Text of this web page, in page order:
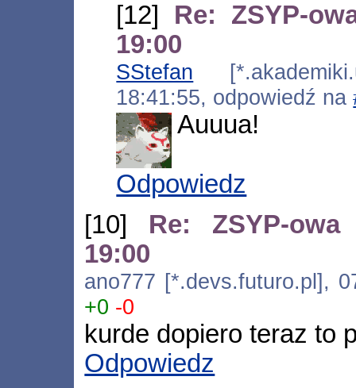
[12] Re: ZSYP-
19:00
SStefan
18:41:55, odpowiedź na
Auuua!
Odpowiedz
[10] Re: ZSYP-
19:00
ano777 [*.devs.futuro.pl],
+0 -0
kurde dopiero teraz to
Odpowiedz